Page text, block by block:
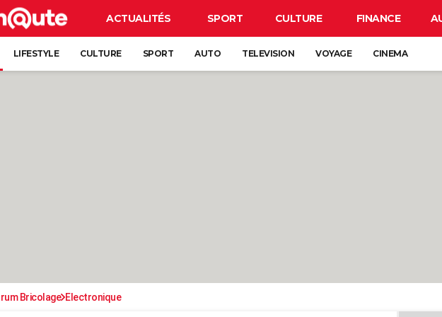
ACTUALITÉS SPORT CULTURE FINANCE
LIFESTYLE CULTURE SPORT AUTO TELEVISION VOYAGE CINEMA
Bricolage Electronique